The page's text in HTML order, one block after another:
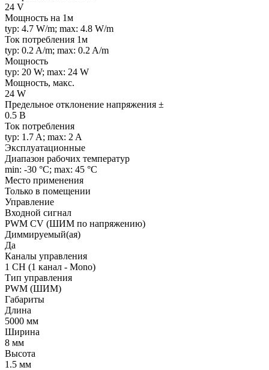
24 V
Мощность на 1м
typ: 4.7 W/m; max: 4.8 W/m
Ток потребления 1м
typ: 0.2 A/m; max: 0.2 A/m
Мощность
typ: 20 W; max: 24 W
Мощность, макс.
24 W
Предельное отклонение напряжения ±
0.5 В
Ток потребления
typ: 1.7 A; max: 2 A
Эксплуатационные
Диапазон рабочих температур
min: -30 °C; max: 45 °C
Место применения
Только в помещении
Управление
Входной сигнал
PWM СV (ШИМ по напряжению)
Диммируемый(ая)
Да
Каналы управления
1 CH (1 канал - Mono)
Тип управления
PWM (ШИМ)
Габариты
Длина
5000 мм
Ширина
8 мм
Высота
1.5 мм